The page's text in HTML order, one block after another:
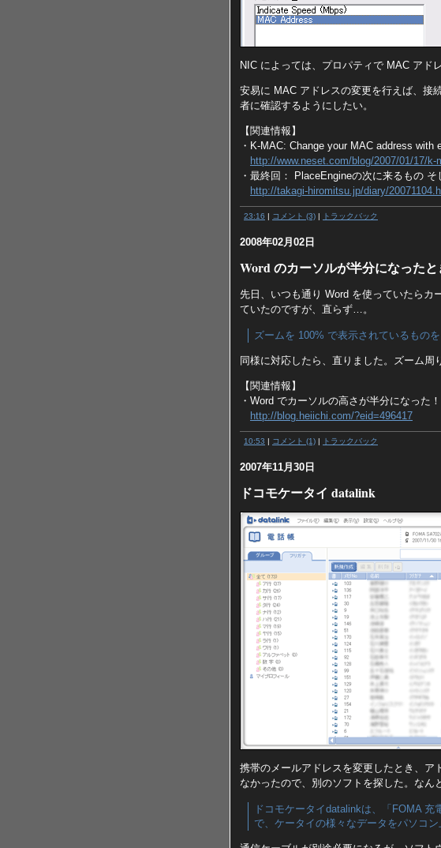
NIC によっては、プロパティで MAC アド
安易に MAC アドレスの変更を行えば、接
者に確認するようにしたい。
【関連情報】
・K-MAC: Change your MAC address with
http://www.neset.com/blog/2007/01/17/
・最終回： PlaceEngineの次に来るもの
http://takagi-hiromitsu.jp/diary/
23:16 | コメント (3) | トラックバック
2008年02月02日
Word のカーソルが半分になった
先日、いつも通り Word を使っていたらカ
ていたのですが、直らず…。
ズームを 100% で表示されているもの
同様に対応したら、直りました。ズーム周
【関連情報】
・Word でカーソルの高さが半分になった！
http://blog.heiichi.com/?eid=496417
10:53 | コメント (1) | トラックバック
2007年11月30日
ドコモケータイ datalink
携帯のメールアドレスを変更したとき、ア
なかったので、別のソフトを探した。なん
ドコモケータイdatalinkは、「FOMA
で、ケータイの様々なデータをパソコ